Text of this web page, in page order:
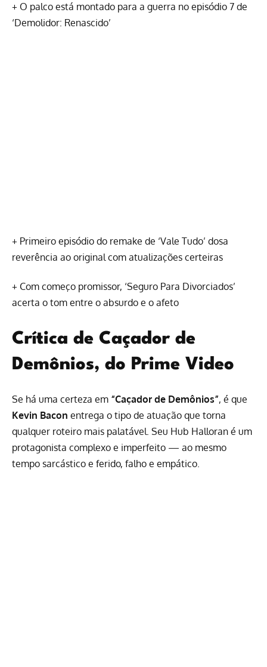
+ O palco está montado para a guerra no episódio 7 de
‘Demolidor: Renascido’
+ Primeiro episódio do remake de ‘Vale Tudo’ dosa
reverência ao original com atualizações certeiras
+ Com começo promissor, ‘Seguro Para Divorciados’
acerta o tom entre o absurdo e o afeto
Crítica de Caçador de
Demônios, do Prime Video
Se há uma certeza em “Caçador de Demônios”, é que
Kevin Bacon entrega o tipo de atuação que torna
qualquer roteiro mais palatável. Seu Hub Halloran é um
protagonista complexo e imperfeito — ao mesmo
tempo sarcástico e ferido, falho e empático.